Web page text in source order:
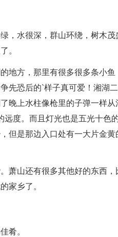
水很深，群山环绕，树木茂
。
方，那里有很多很多条小鱼
先恐后的`样子真可爱！湘湖
晚上水柱像枪里的子弹一样从
度。而且灯光也是五光十色
但是那边入口处有一大片金黄
山还有很多其他好的东西，
家乡了。
肴。